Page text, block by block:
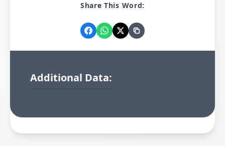
Share This Word:
Additional Data: